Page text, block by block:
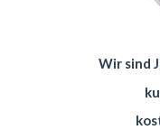
Wir sind